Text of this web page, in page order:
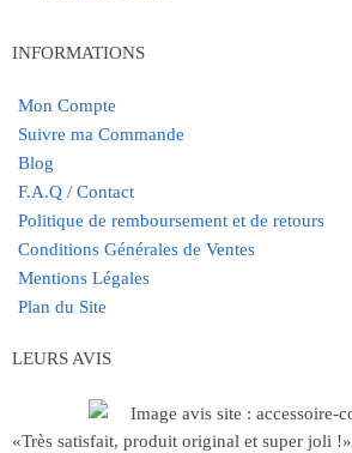
INFORMATIONS
Mon Compte
Suivre ma Commande
Blog
F.A.Q / Contact
Politique de remboursement et de retours
Conditions Générales de Ventes
Mentions Légales
Plan du Site
LEURS AVIS
«Très satisfait, produit original et super joli !»